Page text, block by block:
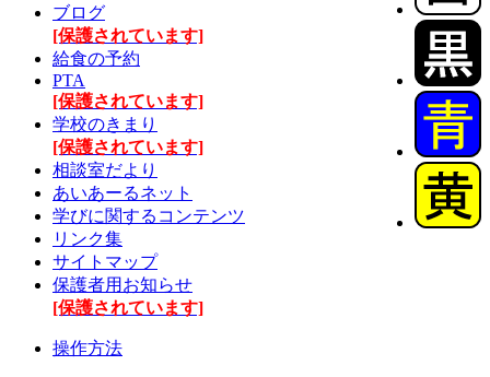
ブログ
[保護されています]
給食の予約
PTA
[保護されています]
学校のきまり
[保護されています]
相談室だより
あいあーるネット
学びに関するコンテンツ
リンク集
サイトマップ
保護者用お知らせ
[保護されています]
操作方法